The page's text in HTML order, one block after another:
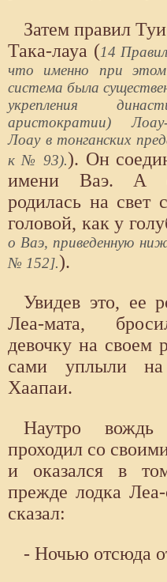
Затем правил
Така-лауа (14
что именно при этом
система была
укрепления
аристократии)
Лоау в тонганских
к № 93).). Он
имени Ваэ. А
родилась на свет
головой, как у
о Ваэ, приведенную
№ 152].).
Увидев это, ее
Леа-мата,
девочку на своем
сами уплыли
Хаапаи.
Наутро
проходил со
и оказался в
прежде лодка
сказал:
- Ночью отсюда